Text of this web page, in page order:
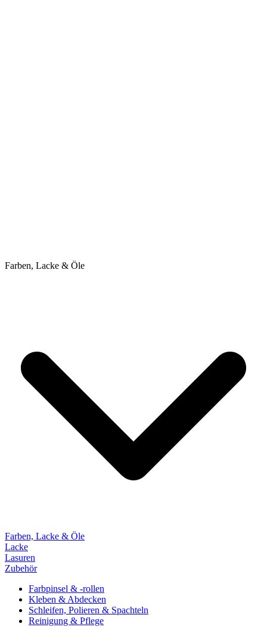
Farben, Lacke & Öle
Farben, Lacke & Öle
Lacke
Lasuren
Zubehör
Farbpinsel & -rollen
Kleben & Abdecken
Schleifen, Polieren & Spachteln
Reinigung & Pflege